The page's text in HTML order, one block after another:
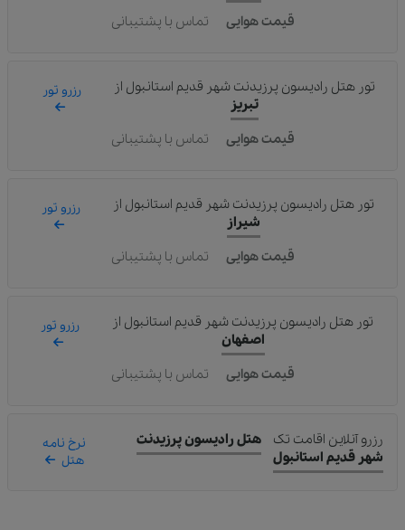
قیمت هوایی تماس با پشتیبانی
تور هتل رادیسون پرزیدنت شهر قدیم استانبول از
تبریز
رزرو تور
قیمت هوایی تماس با پشتیبانی
تور هتل رادیسون پرزیدنت شهر قدیم استانبول از
شیراز
رزرو تور
قیمت هوایی تماس با پشتیبانی
تور هتل رادیسون پرزیدنت شهر قدیم استانبول از
اصفهان
رزرو تور
قیمت هوایی تماس با پشتیبانی
رزرو آنلاین اقامت تک
هتل رادیسون پرزیدنت
شهر قدیم استانبول
نرخ نامه
هتل